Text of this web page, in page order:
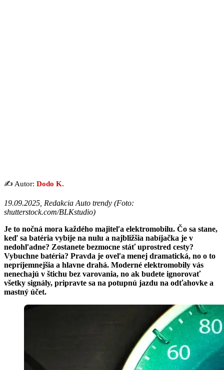
✍️ Autor: Dodo K.
19.09.2025, Redakcia Auto trendy (Foto:
shutterstock.com/BLKstudio)
Je to nočná mora každého majiteľa elektromobilu. Čo sa stane,
keď sa batéria vybije na nulu a najbližšia nabíjačka je v
nedohľadne? Zostanete bezmocne stáť uprostred cesty?
Vybuchne batéria? Pravda je oveľa menej dramatická, no o to
nepríjemnejšia a hlavne drahá. Moderné elektromobily vás
nenechajú v štichu bez varovania, no ak budete ignorovať
všetky signály, pripravte sa na potupnú jazdu na odťahovke a
mastný účet.